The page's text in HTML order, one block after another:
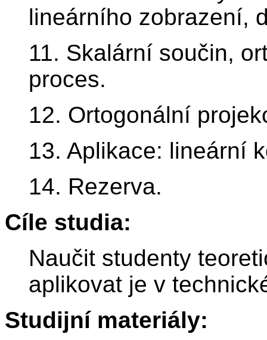
lineárního zobrazení,
11. Skalární součin,
proces.
12. Ortogonální
13. Aplikace: lineární
14. Rezerva.
Cíle studia:
Naučit studenty
aplikovat je v
Studijní materiály: